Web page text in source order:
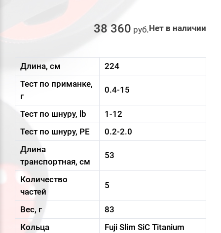
38 360 руб.Нет в наличии
Длина, см
224
Тест по приманке,
г
0.4-15
Тест по шнуру, lb
1-12
Тест по шнуру, PE
0.2-2.0
Длина
транспортная, см
53
Количество
частей
5
Вес, г
83
Кольца
Fuji Slim SiC Titanium